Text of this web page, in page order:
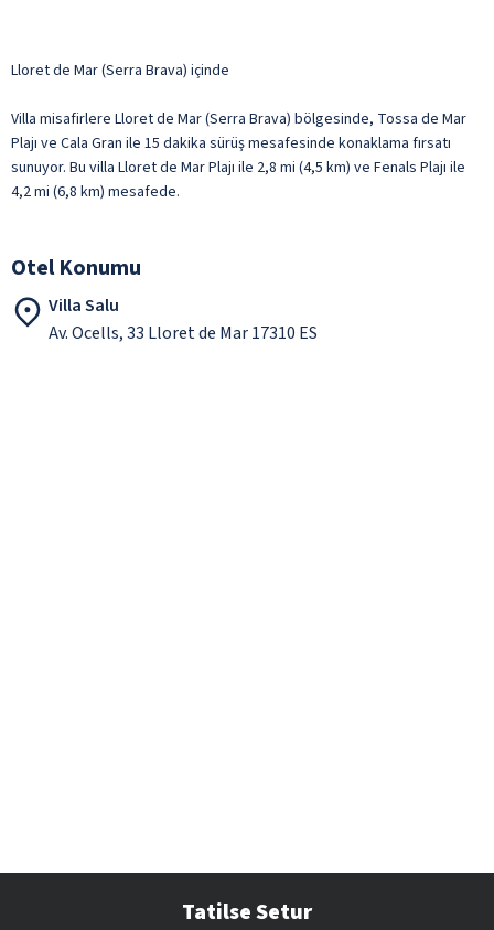
Lloret de Mar (Serra Brava) içinde
Villa misafirlere Lloret de Mar (Serra Brava) bölgesinde, Tossa de Mar
Plajı ve Cala Gran ile 15 dakika sürüş mesafesinde konaklama fırsatı
sunuyor. Bu villa Lloret de Mar Plajı ile 2,8 mi (4,5 km) ve Fenals Plajı ile
4,2 mi (6,8 km) mesafede.
Otel Konumu
Villa Salu
Av. Ocells, 33 Lloret de Mar 17310 ES
Tatilse Setur